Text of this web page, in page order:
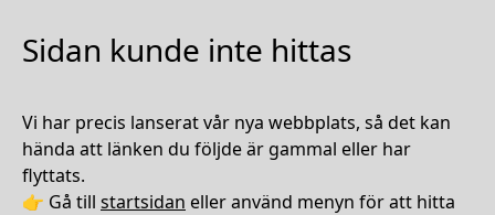
Sidan kunde inte hittas
Vi har precis lanserat vår nya webbplats, så det kan
hända att länken du följde är gammal eller har
flyttats.
👉 Gå till startsidan eller använd menyn för att hitta